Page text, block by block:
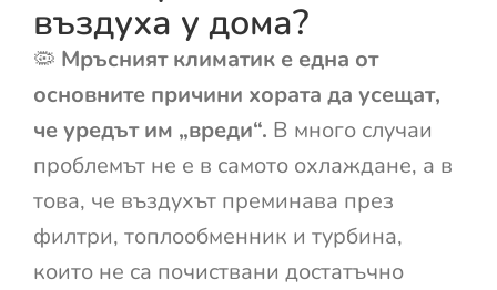
въздуха у дома?
🦠 Мръсният климатик е една от
основните причини хората да усещат,
че уредът им „вреди“. В много случаи
проблемът не е в самото охлаждане, а в
това, че въздухът преминава през
филтри, топлообменник и турбина,
които не са почиствани достатъчно